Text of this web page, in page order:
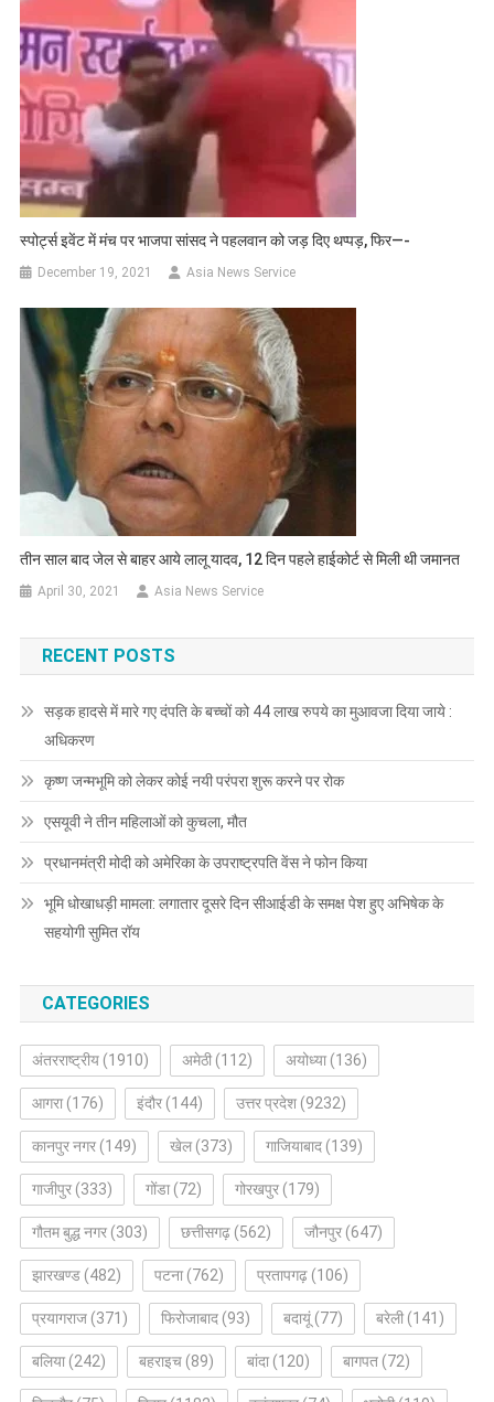
स्पोर्ट्स इवेंट में मंच पर भाजपा सांसद ने पहलवान को जड़ दिए थप्पड़, फिर—-
December 19, 2021 Asia News Service
तीन साल बाद जेल से बाहर आये लालू यादव, 12 दिन पहले हाईकोर्ट से मिली थी जमानत
April 30, 2021 Asia News Service
RECENT POSTS
सड़क हादसे में मारे गए दंपति के बच्चों को 44 लाख रुपये का मुआवजा दिया जाये :
अधिकरण
कृष्ण जन्मभूमि को लेकर कोई नयी परंपरा शुरू करने पर रोक
एसयूवी ने तीन महिलाओं को कुचला, मौत
प्रधानमंत्री मोदी को अमेरिका के उपराष्ट्रपति वेंस ने फोन किया
भूमि धोखाधड़ी मामला: लगातार दूसरे दिन सीआईडी के समक्ष पेश हुए अभिषेक के
सहयोगी सुमित रॉय
CATEGORIES
अंतरराष्ट्रीय(1910) अमेठी(112) अयोध्या(136)
आगरा(176) इंदौर(144) उत्तर प्रदेश(9232)
कानपुर नगर(149) खेल(373) गाजियाबाद(139)
गाजीपुर(333) गोंडा(72) गोरखपुर(179)
गौतम बुद्ध नगर(303) छत्तीसगढ़(562) जौनपुर(647)
झारखण्ड(482) पटना(762) प्रतापगढ़(106)
प्रयागराज(371) फिरोजाबाद(93) बदायूं(77) बरेली(141)
बलिया(242) बहराइच(89) बांदा(120) बागपत(72)